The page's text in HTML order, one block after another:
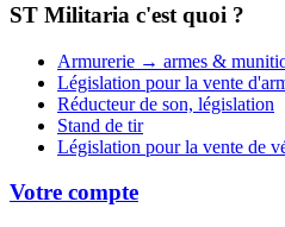
ST Militaria c'est quoi ?
Armurerie → armes &
Législation pour la vente
Réducteur de son, législation
Stand de tir
Législation pour la vente de
Votre compte